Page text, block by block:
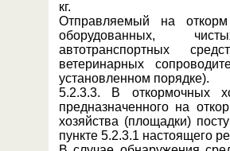
кг.
Отправляемый на
оборудованных,
автотранспортных
ветеринарных
установленном порядке).
5.2.3.3. В откормочных
предназначенного на
хозяйства (площадки)
пункте 5.2.3.1 настоящего